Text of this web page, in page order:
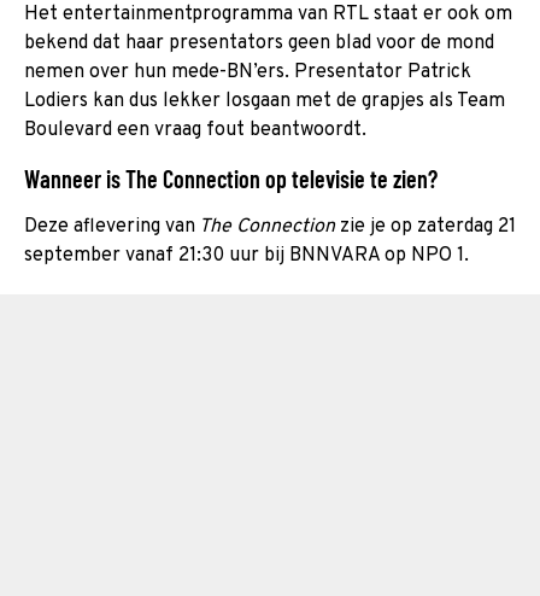
Het entertainmentprogramma van RTL staat er ook om
bekend dat haar presentators geen blad voor de mond
nemen over hun mede-BN’ers. Presentator Patrick
Lodiers kan dus lekker losgaan met de grapjes als Team
Boulevard een vraag fout beantwoordt.
Wanneer is The Connection op televisie te zien?
Deze aflevering van The Connectionzie je op zaterdag 21
september vanaf 21:30 uur bij BNNVARA op NPO 1.